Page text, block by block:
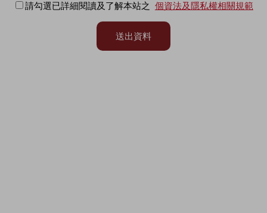
請勾選已詳細閱讀及了解本站之 個資法及隱私權相關規範
送出資料